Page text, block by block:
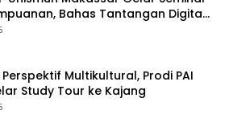
Bahas Tantangan Digital
Lokal
Multikultural, Prodi PAI
Study Tour ke Kajang